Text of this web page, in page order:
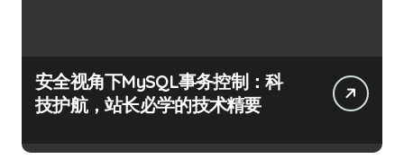
安全视角下MySQL事务控制：科
技护航，站长必学的技术精要